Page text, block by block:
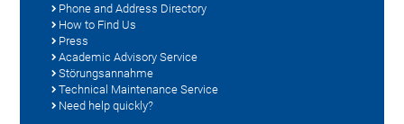
Phone and Address Directory
How to Find Us
Press
Academic Advisory Service
Störungsannahme
Technical Maintenance Service
Need help quickly?